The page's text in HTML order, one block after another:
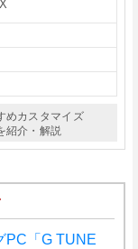
めカスタマイズ
紹介・解説
PC「G TUNE